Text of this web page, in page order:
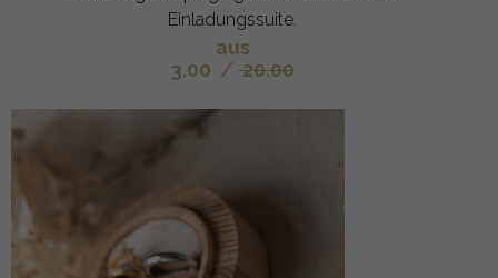
Einladungssuite.
aus
3.00 / 20.00